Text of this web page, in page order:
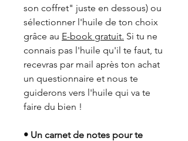
son coffret" juste en dessous) ou
sélectionner l'huile de ton choix
grâce au E-book gratuit. Si tu ne
connais pas l'huile qu'il te faut, tu
recevras par mail après ton achat
un questionnaire et nous te
guiderons vers l'huile qui va te
faire du bien !
• Un carnet de notes pour te